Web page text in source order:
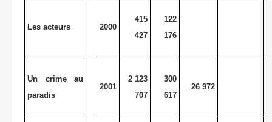
Les acteurs 2000
415
427
122
176
Un crime au
paradis
2001
2 123
707
300
617
26 972